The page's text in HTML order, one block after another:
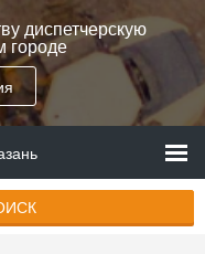
диспетчерскую
городе